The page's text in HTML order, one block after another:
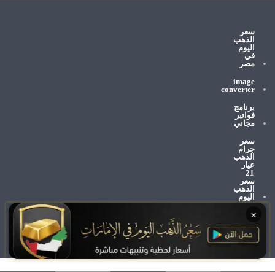
×
سعر
الذهب
اليوم
في
مصر
image
converter
برنامج
فواتير
مجاني
سعر
جرام
الذهب
عيار
21
سعر
الذهب
اليوم
وظائف
اليوم